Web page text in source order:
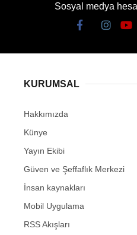
Sosyal medya
KURUMSAL
Hakkımızda
Künye
Yayın Ekibi
Güven ve Şeffaflık Merkezi
İnsan kaynakları
Mobil Uygulama
RSS Akışları